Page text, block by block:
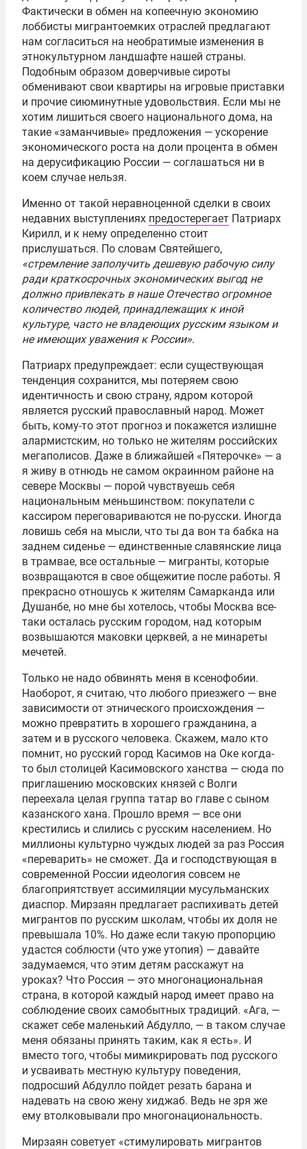
Фактически в обмен на копеечную экономию
лоббисты мигрантоемких отраслей предлагают
нам согласиться на необратимые изменения в
этнокультурном ландшафте нашей страны.
Подобным образом доверчивые сироты
обменивают свои квартиры на игровые приставки
и прочие сиюминутные удовольствия. Если мы не
хотим лишиться своего национального дома, на
такие «заманчивые» предложения — ускорение
экономического роста на доли процента в обмен
на дерусификацию России — соглашаться ни в
коем случае нельзя.
Именно от такой неравноценной сделки в своих
недавних выступлениях предостерегает Патриарх
Кирилл, и к нему определенно стоит
прислушаться. По словам Святейшего,
«стремление заполучить дешевую рабочую силу
ради краткосрочных экономических выгод не
должно привлекать в наше Отечество огромное
количество людей, принадлежащих к иной
культуре, часто не владеющих русским языком и
не имеющих уважения к России».
Патриарх предупреждает: если существующая
тенденция сохранится, мы потеряем свою
идентичность и свою страну, ядром которой
является русский православный народ. Может
быть, кому-то этот прогноз и покажется излишне
алармистским, но только не жителям российских
мегаполисов. Даже в ближайшей «Пятерочке» — а
я живу в отнюдь не самом окраинном районе на
севере Москвы — порой чувствуешь себя
национальным меньшинством: покупатели с
кассиром переговариваются не по-русски. Иногда
ловишь себя на мысли, что ты да вон та бабка на
заднем сиденье — единственные славянские лица
в трамвае, все остальные — мигранты, которые
возвращаются в свое общежитие после работы. Я
прекрасно отношусь к жителям Самарканда или
Душанбе, но мне бы хотелось, чтобы Москва все-
таки осталась русским городом, над которым
возвышаются маковки церквей, а не минареты
мечетей.
Только не надо обвинять меня в ксенофобии.
Наоборот, я считаю, что любого приезжего — вне
зависимости от этнического происхождения —
можно превратить в хорошего гражданина, а
затем и в русского человека. Скажем, мало кто
помнит, но русский город Касимов на Оке когда-
то был столицей Касимовского ханства — сюда по
приглашению московских князей с Волги
переехала целая группа татар во главе с сыном
казанского хана. Прошло время — все они
крестились и слились с русским населением. Но
миллионы культурно чуждых людей за раз Россия
«переварить» не сможет. Да и господствующая в
современной России идеология совсем не
благоприятствует ассимиляции мусульманских
диаспор. Мирзаян предлагает распихивать детей
мигрантов по русским школам, чтобы их доля не
превышала 10%. Но даже если такую пропорцию
удастся соблюсти (что уже утопия) — давайте
задумаемся, что этим детям расскажут на
уроках? Что Россия — это многонациональная
страна, в которой каждый народ имеет право на
соблюдение своих самобытных традиций. «Ага, —
скажет себе маленький Абдулло, — в таком случае
меня обязаны принять таким, как я есть». И
вместо того, чтобы мимикрировать под русского
и усваивать местную культуру поведения,
подросший Абдулло пойдет резать барана и
надевать на свою жену хиджаб. Ведь не зря же
ему втолковывали про многонациональность.
Мирзаян советует «стимулировать мигрантов